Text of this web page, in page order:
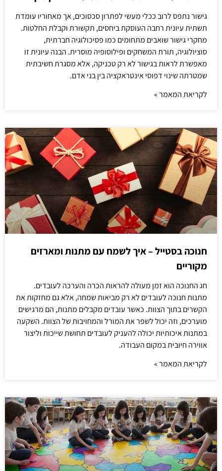
גישור נתפס לרוב ככלי מעשי לפתרון סכסוכים, אך מאחוריו עומדת
תשתית עיונית רחבה העוסקת ביחסים, תקשורת וקבלת החלטות.
מחקרי גישור שואבים מתחומים כמו פסיכולוגיה חברתית,
סוציולוגיה, תורת המשחקים ופילוסופיה מוסרית. הבנה עיונית זו
מאפשרת לראות בגישור לא רק טכניקה, אלא מסגרת חשיבתית
שמטרתה שינוי דפוסי אינטראקציה בין בני אדם.
לקריאת המאמר »
חנוכה בסטייל – איך לשמח עם מתנות ומארזים
מקוריים
חג החנוכה הוא זמן מעולה להראות הכרה והערכה לעובדים.
מתנות חנוכה לעובדים לא רק מביאות שמחה, אלא גם מחזקות את
הקשרים בתוך הצוות. כאשר עובדים מקבלים מתנות, הם מרגישים
מוערכים, וזה יכול לשפר את המורל והמחויבות של הצוות. השקעה
במתנות איכותיות יכולה להעניק לעובדים תחושת שייכות וליצור
אווירה חיובית במקום העבודה.
לקריאת המאמר »